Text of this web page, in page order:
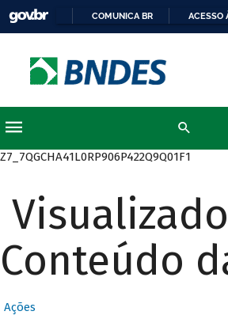
COMUNICA BR ACESSO
Z7_7QGCHA41L0RP906P422Q9Q01F1
Conteúdo
Ações